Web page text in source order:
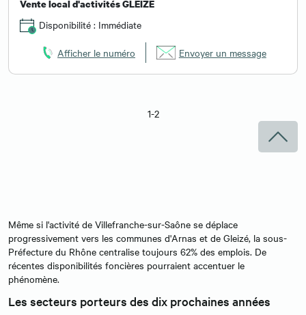
Vente local d'activités GLEIZE
Disponibilité : Immédiate
Afficher le numéro Envoyer un message
1-2
Même si l'activité de Villefranche-sur-Saône se déplace
progressivement vers les communes d'Arnas et de Gleizé, la sous-
Préfecture du Rhône centralise toujours 62% des emplois. De
récentes disponibilités foncières pourraient accentuer le
phénomène.
Les secteurs porteurs des dix prochaines années